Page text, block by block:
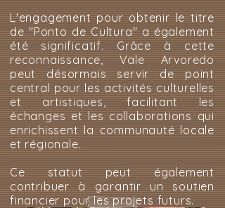
L'engagement pour obtenir le titre
de "Ponto de Cultura" a également
été significatif. Grâce à cette
reconnaissance, Vale Arvoredo
peut désormais servir de point
central pour les activités culturelles
et artistiques, facilitant les
échanges et les collaborations qui
enrichissent la communauté locale
et régionale.
Ce statut peut également
contribuer à garantir un soutien
financier pour les projets futurs.